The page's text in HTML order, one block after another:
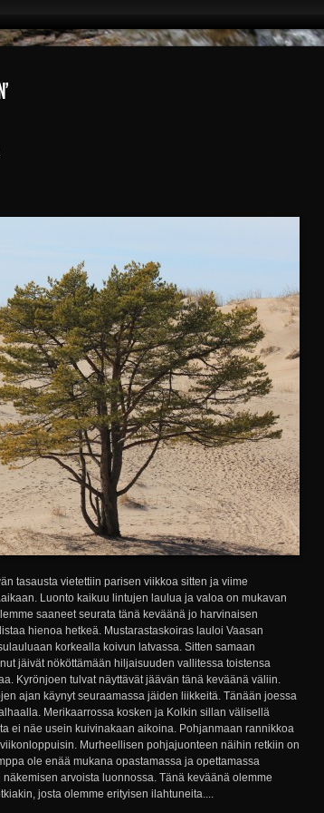
tasausta vietettiin parisen viikkoa sitten ja viime
Luonto kaikuu lintujen laulua ja valoa on mukavan
saaneet seurata tänä keväänä jo harvinaisen
hienoa hetkeä. Mustarastaskoiras lauloi Vaasan
korkealla koivun latvassa. Sitten samaan
jäivät nököttämään hiljaisuuden vallitessa toistensa
Kyrönjoen tulvat näyttävät jäävän tänä keväänä väliin.
ajan käynyt seuraamassa jäiden liikkeitä. Tänään joessa
Merikaarrossa kosken ja Kolkin sillan välisellä
ei näe usein kuivinakaan aikoina. Pohjanmaan rannikkoa
Murheellisen pohjajuonteen näihin retkiin on
ole enää mukana opastamassa ja opettamassa
arvoista luonnossa. Tänä keväänä olemme
josta olemme erityisen ilahtuneita....